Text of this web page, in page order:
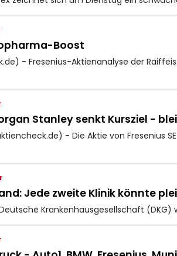
Boost
- Fresenius-Aktienanalyse der
Stanley senkt Kursziel -
- Die Aktie von Fresenius SE
Jede zweite Klinik könnte
Deutsche Krankenhausgesellschaft